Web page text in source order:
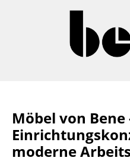
Einzelbetten
Nachttische &
... alle Betten
Möbel von Bene
moderne